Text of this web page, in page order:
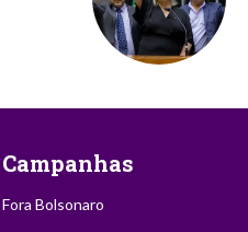
Campanhas
Fora Bolsonaro